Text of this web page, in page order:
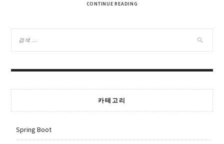
CONTINUE READING
카테고리
Spring Boot